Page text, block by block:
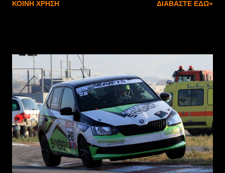
ΚΟΙΝΉ ΧΡΉΣΗ ΔΙΑΒΆΣΤΕ ΕΔΏ»